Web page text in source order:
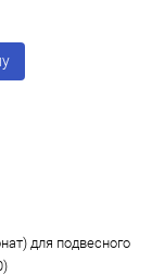
для подвесного